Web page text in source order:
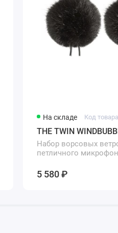
На складе
THE TWIN
Набор ворсовых
петличного
5 580 ₽